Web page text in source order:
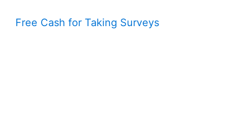
Free Cash for Taking Surveys